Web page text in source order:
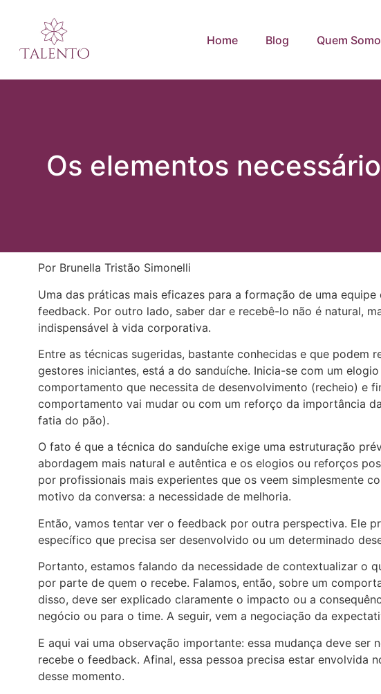
Home Blog Quem
Os elementos
Por Brunella Tristão Simonelli
Uma das práticas mais eficazes para a formação de uma
feedback. Por outro lado, saber dar e recebê-lo não é natural,
indispensável à vida corporativa.
Entre as técnicas sugeridas, bastante conhecidas e que podem
gestores iniciantes, está a do sanduíche. Inicia-se com um
comportamento que necessita de desenvolvimento (recheio) e
comportamento vai mudar ou com um reforço da importância
fatia do pão).
O fato é que a técnica do sanduíche exige uma estruturação
abordagem mais natural e autêntica e os elogios ou reforços
por profissionais mais experientes que os veem simplesmente
motivo da conversa: a necessidade de melhoria.
Então, vamos tentar ver o feedback por outra perspectiva. Ele
específico que precisa ser desenvolvido ou um determinado
Portanto, estamos falando da necessidade de contextualizar o
por parte de quem o recebe. Falamos, então, sobre um
disso, deve ser explicado claramente o impacto ou a
negócio ou para o time. A seguir, vem a negociação da
E aqui vai uma observação importante: essa mudança deve ser
recebe o feedback. Afinal, essa pessoa precisa estar envolvida
desse momento.